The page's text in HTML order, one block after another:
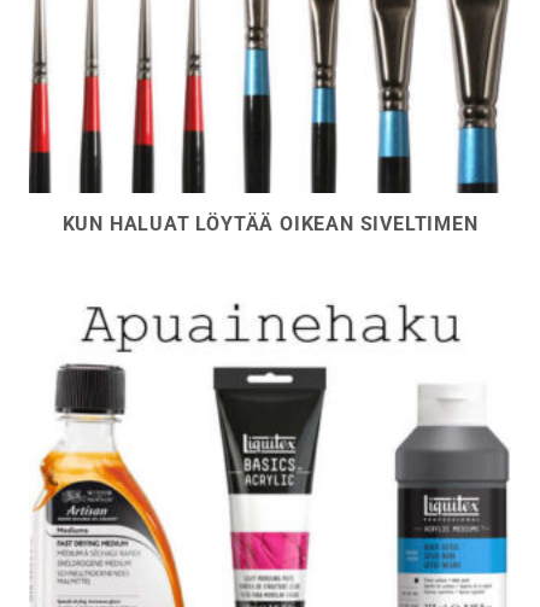
KUN HALUAT LÖYTÄÄ OIKEAN SIVELTIMEN